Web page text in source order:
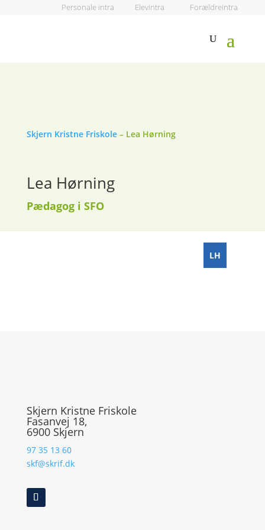
Personale intra Elevintra Forældreintra
Skjern Kristne Friskole– Lea Hørning
Lea Hørning
Pædagog i SFO
LH
Skjern Kristne Friskole
Fasanvej 18,
6900 Skjern
97 35 13 60
skf@skrif.dk